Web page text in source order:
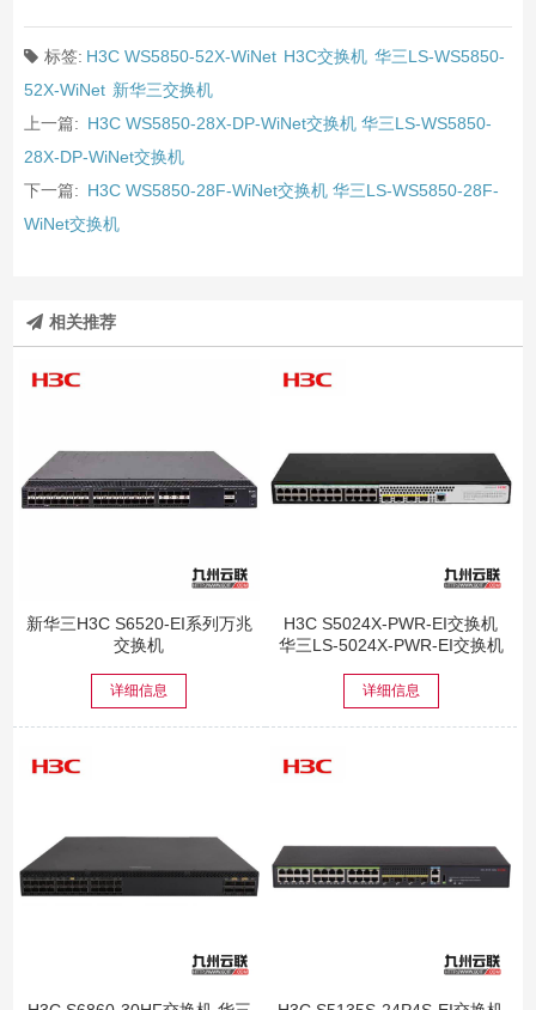
标签: H3C WS5850-52X-WiNet H3C交换机 华三LS-WS5850-
52X-WiNet 新华三交换机
上一篇: H3C WS5850-28X-DP-WiNet交换机 华三LS-WS5850-
28X-DP-WiNet交换机
下一篇: H3C WS5850-28F-WiNet交换机 华三LS-WS5850-28F-
WiNet交换机
相关推荐
新华三H3C S6520-EI系列万兆
交换机
详细信息
H3C S5024X-PWR-EI交换机
华三LS-5024X-PWR-EI交换机
详细信息